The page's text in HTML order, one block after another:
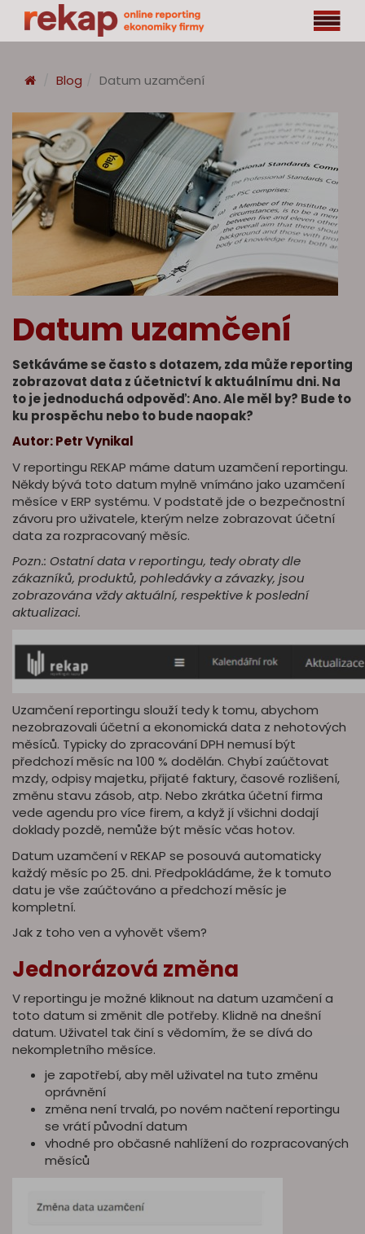
Blog Datum uzamčení
Datum uzamčení
Setkáváme se často s dotazem, zda může reporting
zobrazovat data z účetnictví k aktuálnímu dni. Na
to je jednoduchá odpověď: Ano. Ale měl by? Bude to
ku prospěchu nebo to bude naopak?
Autor: Petr Vynikal
V reportingu REKAP máme datum uzamčení reportingu.
Někdy bývá toto datum mylně vnímáno jako uzamčení
měsíce v ERP systému. V podstatě jde o bezpečnostní
závoru pro uživatele, kterým nelze zobrazovat účetní
data za rozpracovaný měsíc.
Pozn.: Ostatní data v reportingu, tedy obraty dle
zákazníků, produktů, pohledávky a závazky, jsou
zobrazována vždy aktuální, respektive k poslední
aktualizaci.
Uzamčení reportingu slouží tedy k tomu, abychom
nezobrazovali účetní a ekonomická data z nehotových
měsíců. Typicky do zpracování DPH nemusí být
předchozí měsíc na 100 % dodělán. Chybí zaúčtovat
mzdy, odpisy majetku, přijaté faktury, časové rozlišení,
změnu stavu zásob, atp. Nebo zkrátka účetní firma
vede agendu pro více firem, a když jí všichni dodají
doklady pozdě, nemůže být měsíc včas hotov.
Datum uzamčení v REKAP se posouvá automaticky
každý měsíc po 25. dni. Předpokládáme, že k tomuto
datu je vše zaúčtováno a předchozí měsíc je
kompletní.
Jak z toho ven a vyhovět všem?
Jednorázová změna
V reportingu je možné kliknout na datum uzamčení a
toto datum si změnit dle potřeby. Klidně na dnešní
datum. Uživatel tak činí s vědomím, že se dívá do
nekompletního měsíce.
je zapotřebí, aby měl uživatel na tuto změnu
oprávnění
změna není trvalá, po novém načtení reportingu
se vrátí původní datum
vhodné pro občasné nahlížení do rozpracovaných
měsíců